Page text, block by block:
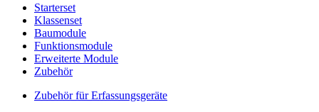
Starterset
Klassenset
Baumodule
Funktionsmodule
Erweiterte Module
Zubehör
Zubehör für Erfassungsgeräte